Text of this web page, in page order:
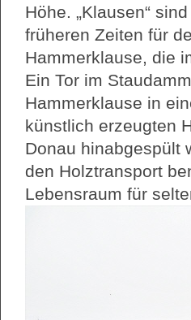
Höhe. „Klausen“
früheren Zeiten für
Hammerklause, die
Ein Tor im
Hammerklause in
künstlich erzeugten
Donau hinabgespült
den Holztransport
Lebensraum für